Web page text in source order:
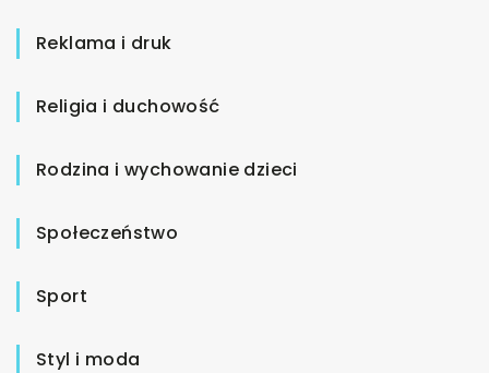
Reklama i druk
Religia i duchowość
Rodzina i wychowanie dzieci
Społeczeństwo
Sport
Styl i moda